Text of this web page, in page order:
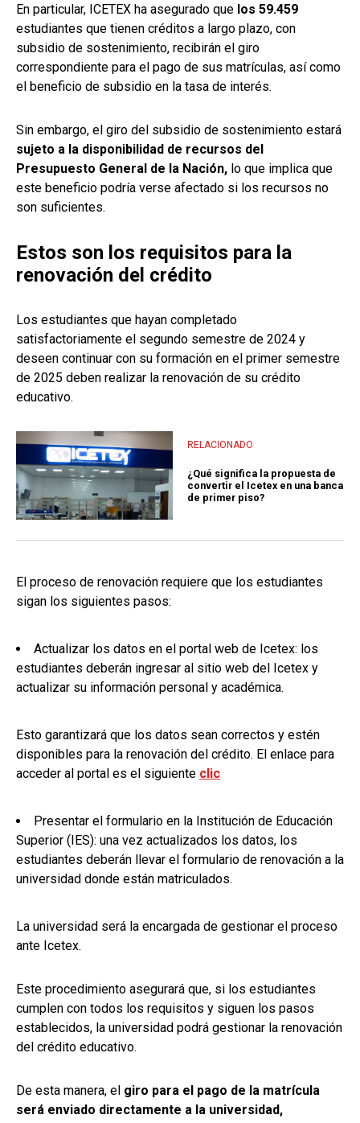
En particular, ICETEX ha asegurado que los 59.459
estudiantes que tienen créditos a largo plazo, con
subsidio de sostenimiento, recibirán el giro
correspondiente para el pago de sus matrículas, así como
el beneficio de subsidio en la tasa de interés.
Sin embargo, el giro del subsidio de sostenimiento estará
sujeto a la disponibilidad de recursos del
Presupuesto General de la Nación, lo que implica que
este beneficio podría verse afectado si los recursos no
son suficientes.
Estos son los requisitos para la
renovación del crédito
Los estudiantes que hayan completado
satisfactoriamente el segundo semestre de 2024 y
deseen continuar con su formación en el primer semestre
de 2025 deben realizar la renovación de su crédito
educativo.
RELACIONADO
¿Qué significa la propuesta de
convertir el Icetex en una banca
de primer piso?
El proceso de renovación requiere que los estudiantes
sigan los siguientes pasos:
Actualizar los datos en el portal web de Icetex: los
estudiantes deberán ingresar al sitio web del Icetex y
actualizar su información personal y académica.
Esto garantizará que los datos sean correctos y estén
disponibles para la renovación del crédito. El enlace para
acceder al portal es el siguiente clic
Presentar el formulario en la Institución de Educación
Superior (IES): una vez actualizados los datos, los
estudiantes deberán llevar el formulario de renovación a la
universidad donde están matriculados.
La universidad será la encargada de gestionar el proceso
ante Icetex.
Este procedimiento asegurará que, si los estudiantes
cumplen con todos los requisitos y siguen los pasos
establecidos, la universidad podrá gestionar la renovación
del crédito educativo.
De esta manera, el giro para el pago de la matrícula
será enviado directamente a la universidad,